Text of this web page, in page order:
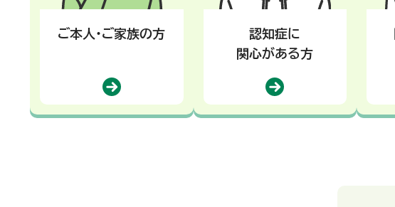
ご本人・ご家族の方
認知症に
関心がある方